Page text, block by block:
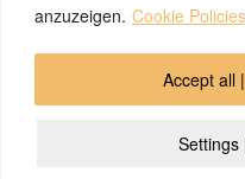
anzuzeigen. Cookie
Settings
Accept all
© 2026 by Ingmar Marquardt
Impressum
Cookie Policy